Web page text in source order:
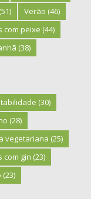
(51) Verão (46)
com peixe (44)
(38)
(30)
(28)
vegetariana (25)
com gin (23)
(23)